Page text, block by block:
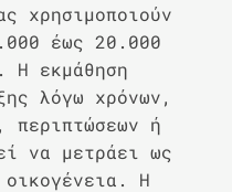
χρησιμοποιούν
έως 20.000
Η εκμάθηση
λόγω χρόνων,
περιπτώσεων ή
να μετράει ως
Η